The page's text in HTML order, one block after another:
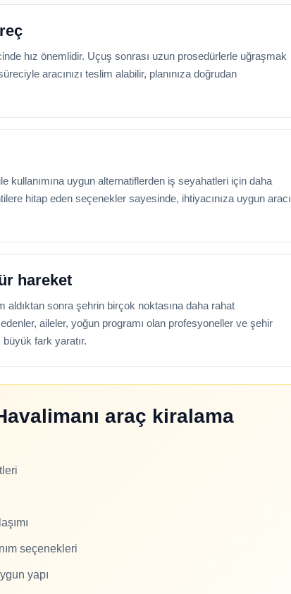
hız önemlidir. Uçuş sonrası uzun prosedürlerle uğraşmak
aracınızı teslim alabilir, planınıza doğrudan
kullanımına uygun alternatiflerden iş seyahatleri için daha
hitap eden seçenekler sayesinde, ihtiyacınıza uygun aracı
hareket
aldıktan sonra şehrin birçok noktasına daha rahat
aileler, yoğun programı olan profesyoneller ve şehir
fark yaratır.
araç kiralama
seçenekleri
yapı